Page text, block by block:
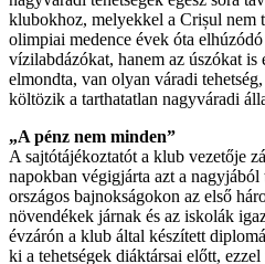
klubokhoz, melyekkel a Crișul nem
olimpiai medence évek óta
vízilabdázókat, hanem az úszókat
elmondta, van olyan váradi
költözik a tarthatatlan nagyváradi
„A pénz nem minden”
A sajtótájékoztatót a klub vezetője
napokban végigjárta azt a
országos bajnokságokon az első
növendékek járnak és az iskolák
évzárón a klub által készített
ki a tehetségek diáktársai előtt,